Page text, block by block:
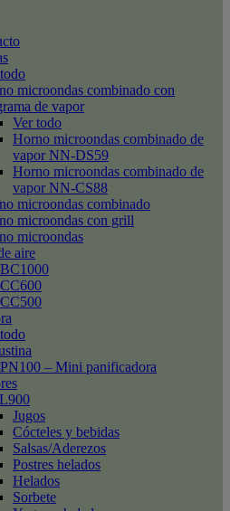
microondas combinado con
de vapor
Ver todo
Horno microondas combinado de
vapor NN-DS59
Horno microondas combinado de
vapor NN-CS88
microondas combinado
microondas con grill
microondas
aire
– Mini panificadora
Jugos
Cócteles y bebidas
Salsas/Aderezos
Postres helados
Helados
Sorbete